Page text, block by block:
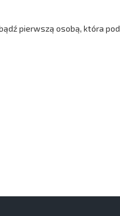
pierwszą osobą, która